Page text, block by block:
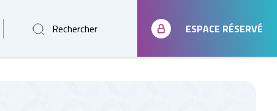
Rechercher ESPACE RÉSERVÉ